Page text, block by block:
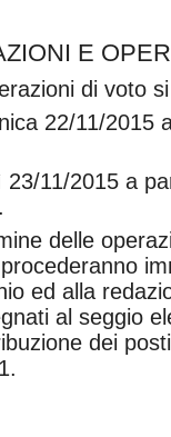
E
di voto
22/11/2015
23/11/2015 a
delle
ed alla
al seggio
dei